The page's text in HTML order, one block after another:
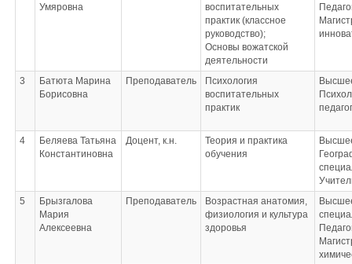
Умяровна
воспитательных
практик (классное
руководство);
Основы вожатской
деятельности
3
Батюта Марина
Борисовна
Преподаватель
Психология
воспитательных
практик
4
Беляева Татьяна
Константиновна
Доцент, к.н.
Теория и практика
обучения
5
Брызгалова
Мария
Алексеевна
Преподаватель
Возрастная анатомия,
физиология и культура
здоровья